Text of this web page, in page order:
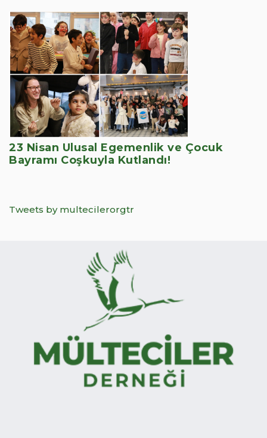
23 Nisan Ulusal Egemenlik ve Çocuk
Bayramı Coşkuyla Kutlandı!
Tweets by multecilerorgtr